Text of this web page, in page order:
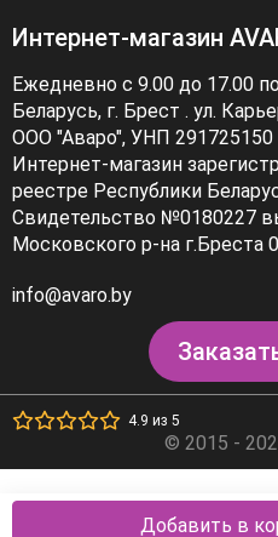
Добавить в
Интернет-магазин
Ежедневно с 9.00 до 17.00
Беларусь, г. Брест . ул.
ООО "Аваро", УНП 291725150
Интернет-магазин
реестре Республики
Свидетельство №0180227
Московского р-на г.Бреста
info@avaro.by
4.9 из 5
© 2015 -